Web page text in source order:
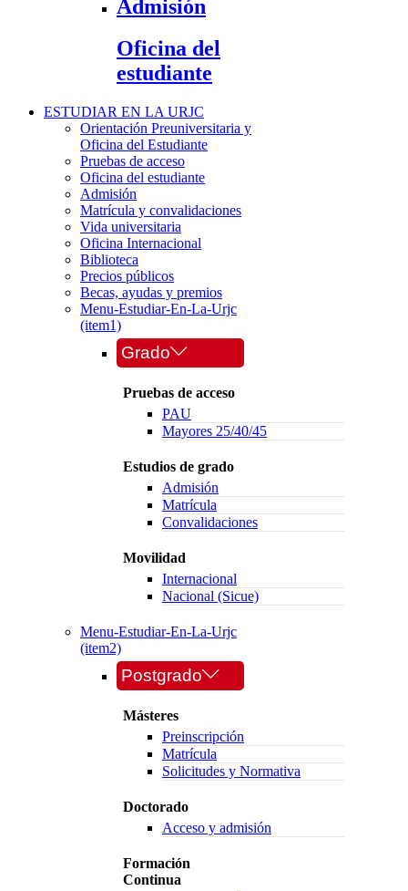
Admisión
Oficina del
estudiante
ESTUDIAR EN LA URJC
Orientación Preuniversitaria y
Oficina del Estudiante
Pruebas de acceso
Oficina del estudiante
Admisión
Matrícula y convalidaciones
Vida universitaria
Oficina Internacional
Biblioteca
Precios públicos
Becas, ayudas y premios
Menu-Estudiar-En-La-Urjc
(item1)
Grado
Pruebas de acceso
PAU
Mayores 25/40/45
Estudios de grado
Admisión
Matrícula
Convalidaciones
Movilidad
Internacional
Nacional (Sicue)
Menu-Estudiar-En-La-Urjc
(item2)
Postgrado
Másteres
Preinscripción
Matrícula
Solicitudes y Normativa
Doctorado
Acceso y admisión
Formación
Continua